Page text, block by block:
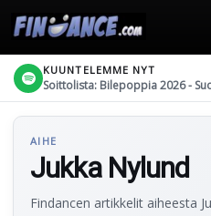
KUUNTELEMME NYT
Soittolista: Bilepoppia 2026 -
AIHE
Jukka Nylund
Findancen artikkelit aiheesta